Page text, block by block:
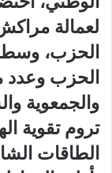
لعمالة
الحزب،
الحزب وعدد
والجمعوية
تروم تقوية
الطاقات